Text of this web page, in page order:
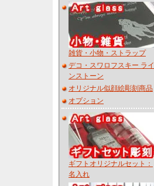
雑貨・小物・ストラップ
デコ・スワロフスキー ライ
ンストーン
オリジナル似顔絵彫刻商品
オプション
ギフトオリジナルセット：
名入れ